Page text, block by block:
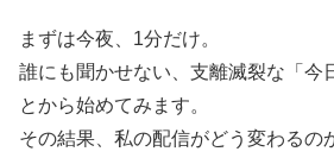
まずは今夜、1分だけ。
誰にも聞かせない、支離滅裂な「今
とから始めてみます。
その結果、私の配信がどう変わるの